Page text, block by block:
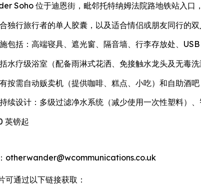
Soho 位于迪恩街，毗邻托特纳姆法院路地铁站入口
独行旅行者的单人胶囊，以及适合情侣或朋友同行的
包括：高端寝具、遮光窗、隔音墙、行李存放处、
水疗级浴室（配备雨淋式花洒、免接触水龙头及无毒
按需自动贩卖机（提供咖啡、糕点、小吃）和自助酒吧
续设计：多级过滤净水系统（减少使用一次性塑料）、
英镑起
otherwander@wcommunications.co.uk
可通过以下链接获取：